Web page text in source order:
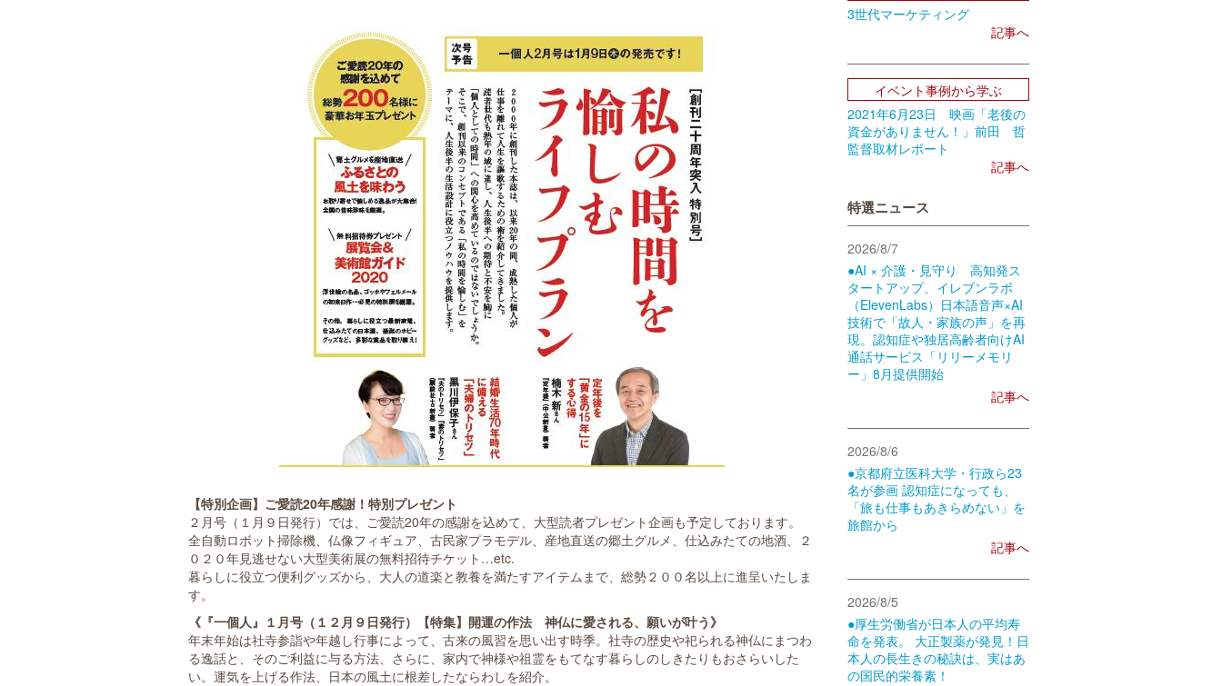
【特別企画】ご愛読20年感謝！特別プレゼント
２月号（１月９日発行）では、ご愛読20年の感謝を込めて、大型読者プレゼント企画も予定しております。
全自動ロボット掃除機、仏像フィギュア、古民家プラモデル、産地直送の郷土グルメ、仕込みたての地酒、２
０２０年見逃せない大型美術展の無料招待チケット…etc.
暮らしに役立つ便利グッズから、大人の道楽と教養を満たすアイテムまで、総勢２００名以上に進呈いたしま
す。
《『一個人』１月号（１２月９日発行）【特集】開運の作法 神仏に愛される、願いが叶う》
年末年始は社寺参詣や年越し行事によって、古来の風習を思い出す時季。社寺の歴史や祀られる神仏にまつわ
る逸話と、そのご利益に与る方法、さらに、家内で神様や祖霊をもてなす暮らしのしきたりもおさらいした
い。運気を上げる作法、日本の風土に根差したならわしを紹介。
3世代マーケティング
記事へ
イベント事例から学ぶ
2021年6月23日 映画「老後の
資金がありません！」前田 哲
監督取材レポート
記事へ
特選ニュース
2026/8/7
●AI × 介護・見守り 高知発ス
タートアップ、イレブンラボ
（ElevenLabs）日本語音声×AI
技術で「故人・家族の声」を再
現。認知症や独居高齢者向けAI
通話サービス「リリーメモリ
ー」8月提供開始
記事へ
2026/8/6
●京都府立医科大学・行政ら23
名が参画 認知症になっても、
「旅も仕事もあきらめない」を
旅館から
記事へ
2026/8/5
●厚生労働省が日本人の平均寿
命を発表。 大正製薬が発見！日
本人の長生きの秘訣は、実はあ
の国民的栄養素！